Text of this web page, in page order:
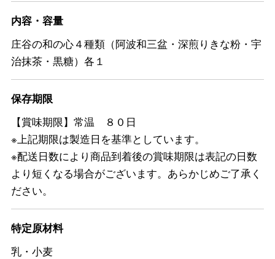
内容・容量
庄谷の和の心４種類（阿波和三盆・深煎りきな粉・宇
治抹茶・黒糖）各１
保存期限
【賞味期限】常温 ８０日
※上記期限は製造日を基準としています。
※配送日数により商品到着後の賞味期限は表記の日数
より短くなる場合がございます。あらかじめご了承く
ださい。
特定原材料
乳・小麦